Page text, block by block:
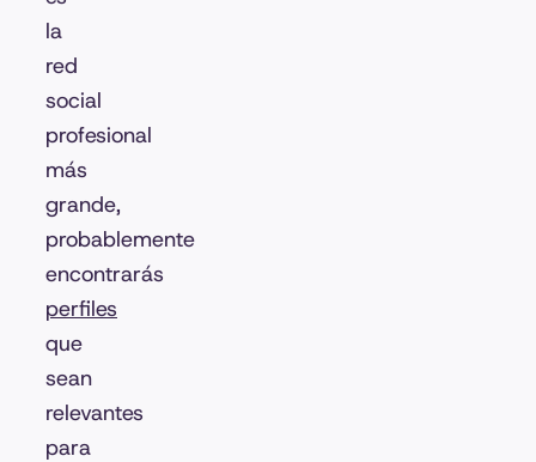
la
red
social
profesional
más
grande,
probablemente
encontrarás
perfiles
que
sean
relevantes
para